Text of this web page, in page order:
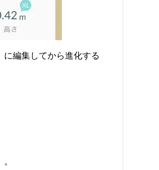
に編集してから進化する
。